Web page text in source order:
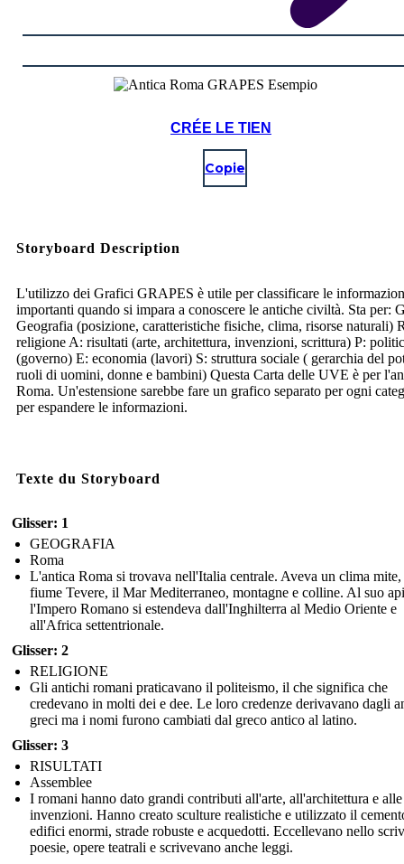
CRÉE LE TIEN
Copie
Storyboard Description
L'utilizzo dei Grafici GRAPES è utile per classificare le
importanti quando si impara a conoscere le antiche civiltà. Sta per:
Geografia (posizione, caratteristiche fisiche, clima, risorse naturali)
religione A: risultati (arte, architettura, invenzioni, scrittura) P:
(governo) E: economia (lavori) S: struttura sociale ( gerarchia del
ruoli di uomini, donne e bambini) Questa Carta delle UVE è per
Roma. Un'estensione sarebbe fare un grafico separato per ogni
per espandere le informazioni.
Texte du Storyboard
Glisser: 1
GEOGRAFIA
Roma
L'antica Roma si trovava nell'Italia centrale. Aveva un clima
fiume Tevere, il Mar Mediterraneo, montagne e colline. Al suo
l'Impero Romano si estendeva dall'Inghilterra al Medio Oriente e
all'Africa settentrionale.
Glisser: 2
RELIGIONE
Gli antichi romani praticavano il politeismo, il che significa che
credevano in molti dei e dee. Le loro credenze derivavano dagli
greci ma i nomi furono cambiati dal greco antico al latino.
Glisser: 3
RISULTATI
Assemblee
I romani hanno dato grandi contributi all'arte, all'architettura e alle
invenzioni. Hanno creato sculture realistiche e utilizzato il
edifici enormi, strade robuste e acquedotti. Eccellevano nello
poesie, opere teatrali e scrivevano anche leggi.